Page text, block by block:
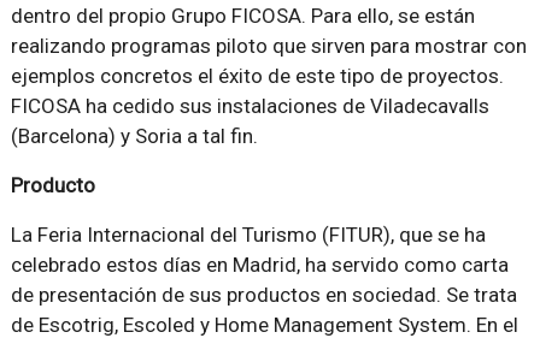
dentro del propio Grupo FICOSA. Para ello, se están
realizando programas piloto que sirven para mostrar con
ejemplos concretos el éxito de este tipo de proyectos.
FICOSA ha cedido sus instalaciones de Viladecavalls
(Barcelona) y Soria a tal fin.
Producto
La Feria Internacional del Turismo (FITUR), que se ha
celebrado estos días en Madrid, ha servido como carta
de presentación de sus productos en sociedad. Se trata
de Escotrig, Escoled y Home Management System. En el